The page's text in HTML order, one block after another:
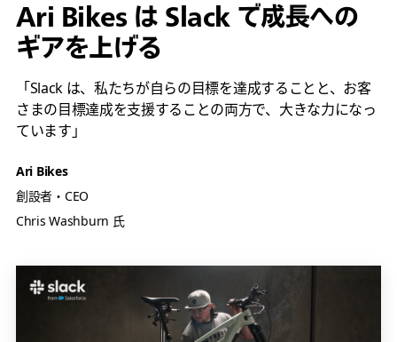
Ari Bikes は Slack で成長への
ギアを上げる
「Slack は、私たちが自らの目標を達成することと、お客
さまの目標達成を支援することの両方で、大きな力になっ
ています」
Ari Bikes
創設者・CEO
Chris Washburn 氏